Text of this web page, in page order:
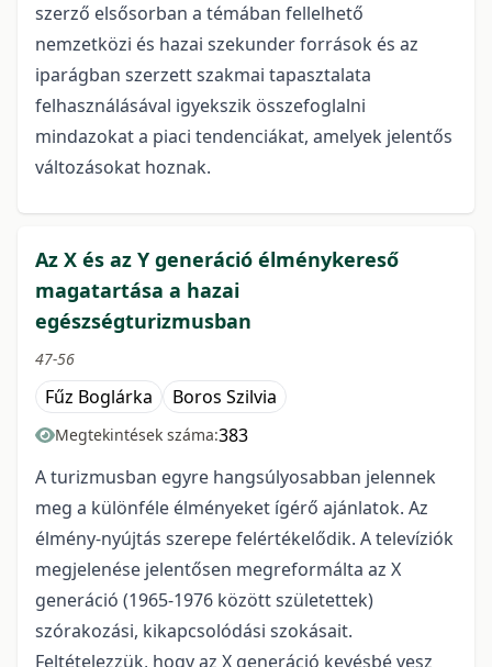
szerző elsősorban a témában fellelhető
nemzetközi és hazai szekunder források és az
iparágban szerzett szakmai tapasztalata
felhasználásával igyekszik összefoglalni
mindazokat a piaci tendenciákat, amelyek jelentős
változásokat hoznak.
Az X és az Y generáció élménykereső
magatartása a hazai
egészségturizmusban
47-56
Fűz Boglárka Boros Szilvia
Megtekintések száma:383
A turizmusban egyre hangsúlyosabban jelennek
meg a különféle élményeket ígérő ajánlatok. Az
élmény-nyújtás szerepe felértékelődik. A televíziók
megjelenése jelentősen megreformálta az X
generáció (1965-1976 között születettek)
szórakozási, kikapcsolódási szokásait.
Feltételezzük, hogy az X generáció kevésbé vesz